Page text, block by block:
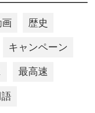
歴史
キャンペーン
最高速